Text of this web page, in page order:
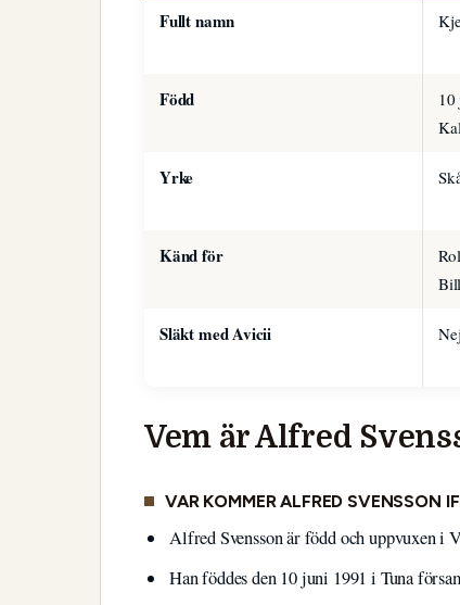
Fullt namn
Född
Yrke
Känd för
Släkt med Avicii Nej
Vem är Alfred
VAR KOMMER ALFRED SVENSSON
Alfred Svensson är född och uppvuxen i
Han föddes den 10 juni 1991 i Tuna